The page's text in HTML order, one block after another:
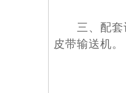
三、配套设
皮带输送机。